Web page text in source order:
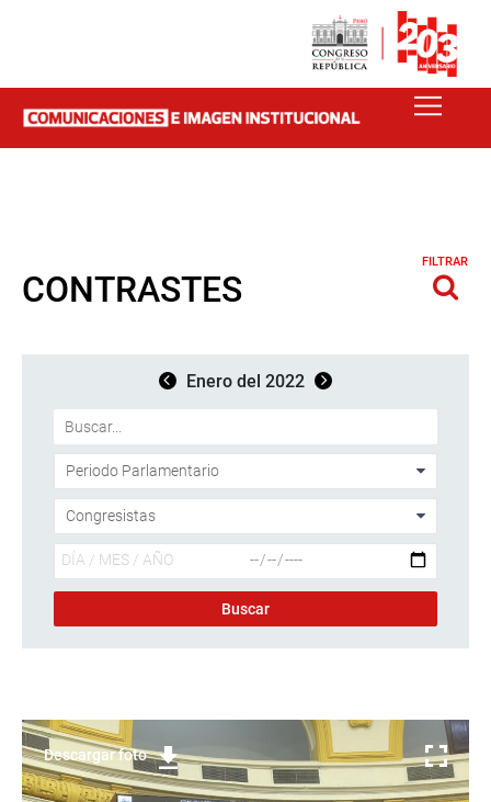
CONTRASTES
FILTRAR
Enero del 2022
Descargar foto